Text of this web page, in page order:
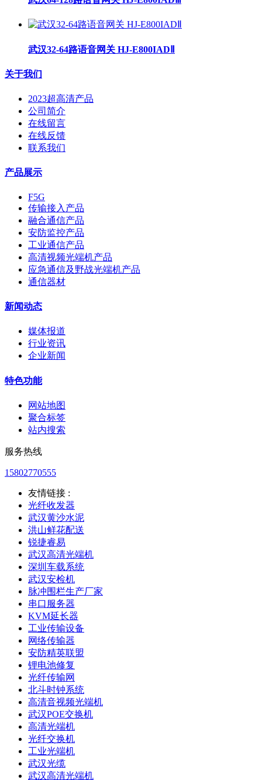
武汉32-64路语音网关 HJ-E800IADⅡ
关于我们
2023超高清产品
公司简介
在线留言
在线反馈
联系我们
产品展示
F5G
传输接入产品
融合通信产品
安防监控产品
工业通信产品
高清视频光端机产品
应急通信及野战光端机产品
通信器材
新闻动态
媒体报道
行业资讯
企业新闻
特色功能
网站地图
聚合标签
站内搜索
服务热线
15802770555
友情链接 :
光纤收发器
武汉黄沙水泥
洪山鲜花配送
锐捷睿易
武汉高清光端机
深圳车载系统
武汉安检机
脉冲围栏生产厂家
串口服务器
KVM延长器
工业传输设备
网络传输器
安防精英联盟
锂电池修复
光纤传输网
北斗时钟系统
高清音视频光端机
武汉POE交换机
高清光端机
光纤交换机
工业光端机
武汉光缆
武汉高清光端机